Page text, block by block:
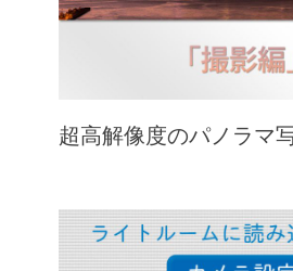
超高解像度のパノラマ